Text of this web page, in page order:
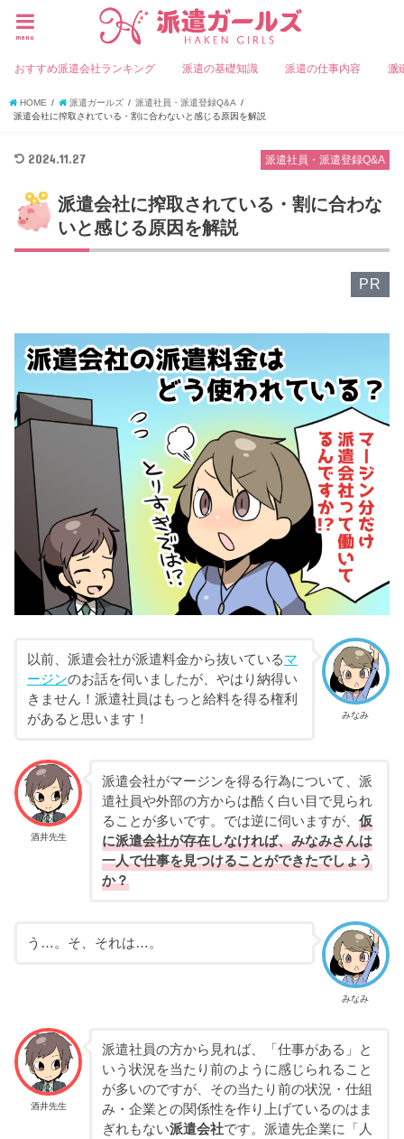
menu
おすすめ派遣会社ランキング 派遣の基礎知識 派遣の仕事内容 派
HOME 派遣ガールズ
派遣社員・派遣登録Q&A
派遣会社に搾取されている・割に合わないと感じる原因を解説
派遣社員・派遣登録Q&A
2024.11.27
派遣会社に搾取されている・割に合わな
いと感じる原因を解説
PR
みなみ
以前、派遣会社が派遣料金から抜いているマ
ージンのお話を伺いましたが、やはり納得い
きません！派遣社員はもっと給料を得る権利
があると思います！
酒井先生
派遣会社がマージンを得る行為について、派
遣社員や外部の方からは酷く白い目で見られ
ることが多いです。では逆に伺いますが、 仮
に派遣会社が存在しなければ、みなみさんは
一人で仕事を見つけることができたでしょう
か？
みなみ
う…。そ、それは…。
酒井先生
派遣社員の方から見れば、「仕事がある」と
いう状況を当たり前のように感じられること
が多いのですが、その当たり前の状況・仕組
み・企業との関係性を作り上げているのはま
ぎれもない派遣会社です。派遣先企業に「人